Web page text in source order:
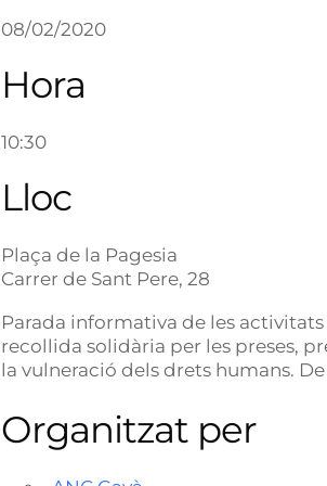
08/02/2020
Hora
10:30
Lloc
Plaça de la Pagesia
Carrer de Sant Pere, 28
Parada informativa de les activitats
recollida solidària per les preses,
la vulneració dels drets humans. De
Organitzat per